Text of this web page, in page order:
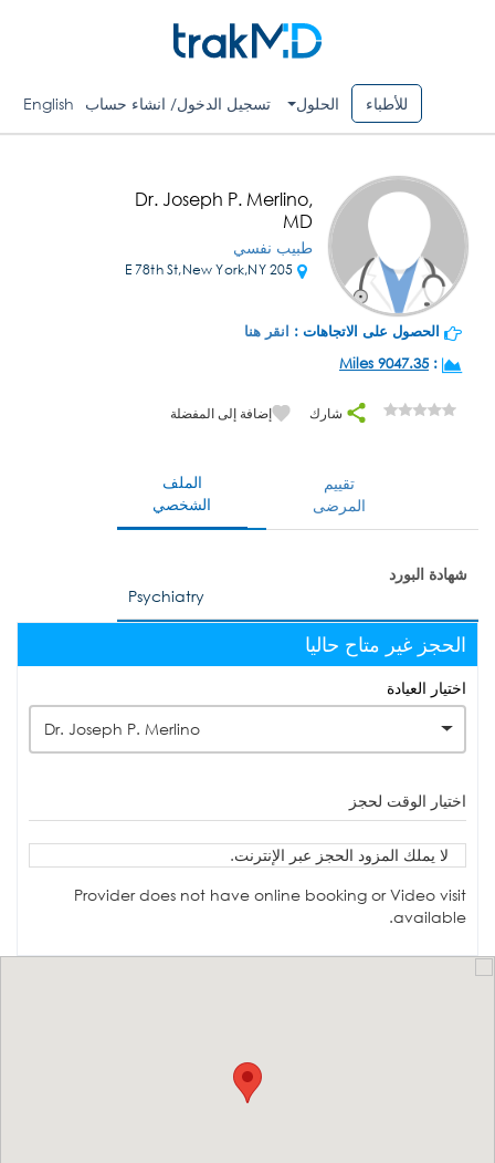
للأطباء الحلول تسجيل الدخول/ انشاء حساب English
Dr. Joseph P. Merlino,
MD
طبيب نفسي
الحصول على الاتجاهات : انقر هنا
:
9047.35 Miles
شارك إضافة إلى المفضلة
الملف
الشخصي
تقييم
المرضى
شهادة البورد
Psychiatry
الحجز غير متاح حاليا
اختيار العيادة
Dr. Joseph P. Merlino
اختيار الوقت لحجز
لا يملك المزود الحجز عبر الإنترنت.
Provider does not have online booking or Video visit
available.